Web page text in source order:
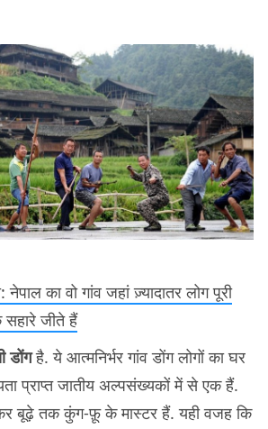
नेपाल का वो गांव जहां ज़्यादातर लोग पूरी
सहारे जीते हैं
डोंगहै. ये आत्मनिर्भर गांव डोंग लोगों का घर
प्राप्त जातीय अल्पसंख्यकों में से एक हैं.
बूढ़े तक कुंग-फ़ू के मास्टर हैं. यही वजह कि